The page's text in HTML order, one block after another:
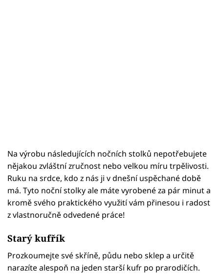
Na výrobu následujících nočních stolků nepotřebujete
nějakou zvláštní zručnost nebo velkou míru trpělivosti.
Ruku na srdce, kdo z nás ji v dnešní uspěchané době
má. Tyto noční stolky ale máte vyrobené za pár minut a
kromě svého praktického využití vám přinesou i radost
z vlastnoručně odvedené práce!
Starý kufřík
Prozkoumejte své skříně, půdu nebo sklep a určitě
narazíte alespoň na jeden starší kufr po prarodičích.